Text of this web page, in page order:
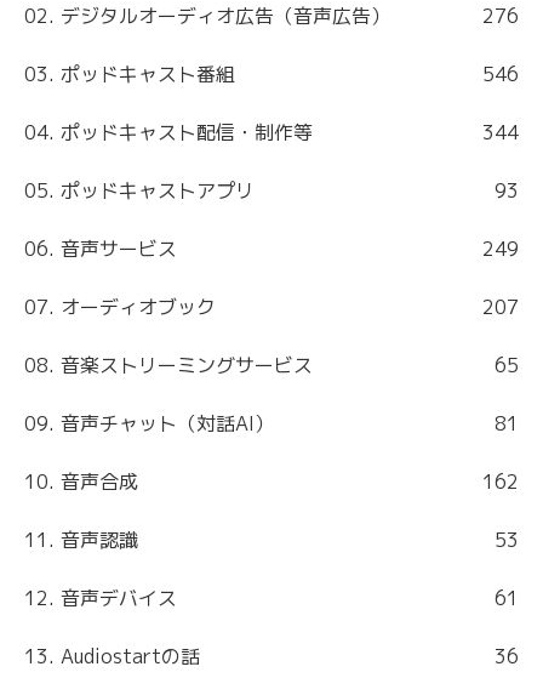
02. デジタルオーディオ広告（音声広告） 276
03. ポッドキャスト番組 546
04. ポッドキャスト配信・制作等 344
05. ポッドキャストアプリ 93
06. 音声サービス 249
07. オーディオブック 207
08. 音楽ストリーミングサービス 65
09. 音声チャット（対話AI） 81
10. 音声合成 162
11. 音声認識 53
12. 音声デバイス 61
13. Audiostartの話 36